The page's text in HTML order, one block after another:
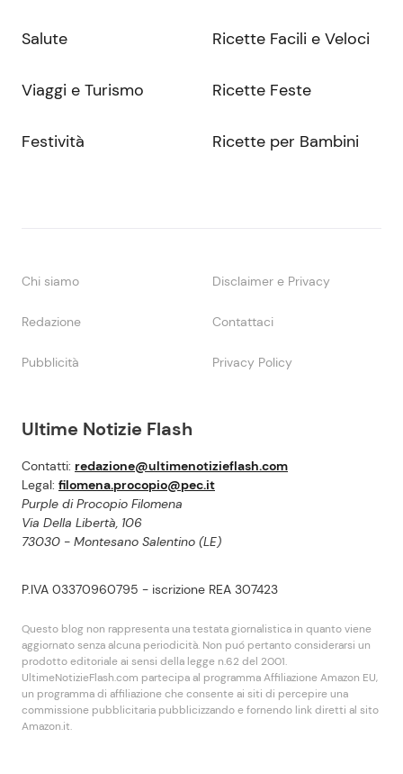
Ultime Notizie Flash
Contatti: redazione@ultimenotizieflash.com
Legal: filomena.procopio@pec.it
Purple di Procopio Filomena
Via Della Libertà, 106
73030 - Montesano Salentino (LE)
P.IVA 03370960795 - iscrizione REA 307423
Questo blog non rappresenta una testata giornalistica in quanto viene
aggiornato senza alcuna periodicità. Non puó pertanto considerarsi un
prodotto editoriale ai sensi della legge n.62 del 2001.
UltimeNotizieFlash.com partecipa al programma Affiliazione Amazon EU,
un programma di affiliazione che consente ai siti di percepire una
commissione pubblicitaria pubblicizzando e fornendo link diretti al sito
Amazon.it.
Salute
Viaggi e Turismo
Festività
Ricette Facili e Veloci
Ricette Feste
Ricette per Bambini
Chi siamo Disclaimer e Privacy
Redazione Contattaci
Pubblicità Privacy Policy